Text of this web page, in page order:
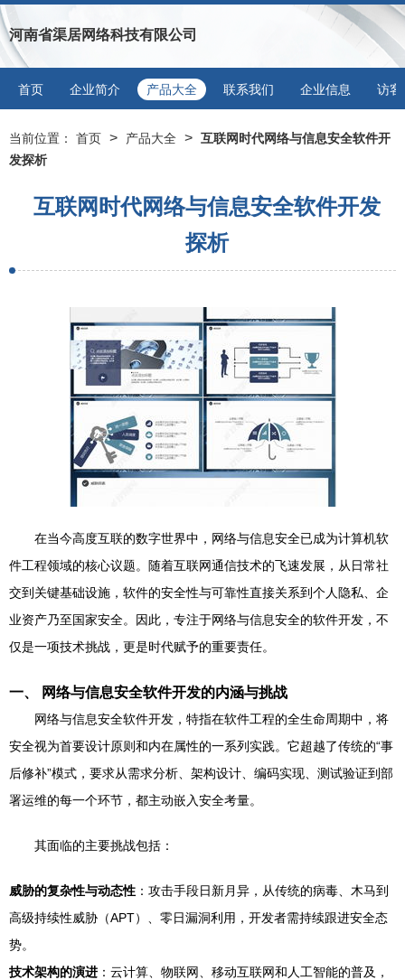
河南省渠居网络科技有限公司
首页 企业简介 产品大全 联系我们 企业信息 访客
当前位置： 首页 > 产品大全 > 互联网时代网络与信息安全软件开
发探析
互联网时代网络与信息安全软件开发
探析
在当今高度互联的数字世界中，网络与信息安全已成为计算机软
件工程领域的核心议题。随着互联网通信技术的飞速发展，从日常社
交到关键基础设施，软件的安全性与可靠性直接关系到个人隐私、企
业资产乃至国家安全。因此，专注于网络与信息安全的软件开发，不
仅是一项技术挑战，更是时代赋予的重要责任。
一、 网络与信息安全软件开发的内涵与挑战
网络与信息安全软件开发，特指在软件工程的全生命周期中，将
安全视为首要设计原则和内在属性的一系列实践。它超越了传统的“事
后修补”模式，要求从需求分析、架构设计、编码实现、测试验证到部
署运维的每一个环节，都主动嵌入安全考量。
其面临的主要挑战包括：
威胁的复杂性与动态性 ：攻击手段日新月异，从传统的病毒、木马到
高级持续性威胁（APT）、零日漏洞利用，开发者需持续跟进安全态
势。
技术架构的演进 ：云计算、物联网、移动互联网和人工智能的普及，